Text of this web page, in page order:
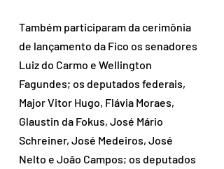
Também participaram da cerimônia
de lançamento da Fico os senadores
Luiz do Carmo e Wellington
Fagundes; os deputados federais,
Major Vitor Hugo, Flávia Moraes,
Glaustin da Fokus, José Mário
Schreiner, José Medeiros, José
Nelto e João Campos; os deputados